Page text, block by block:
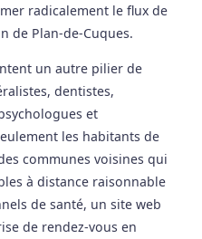
radicalement le flux de
de Plan-de-Cuques.
un autre pilier de
dentistes,
et
les habitants de
communes voisines qui
à distance raisonnable
de santé, un site web
de rendez-vous en